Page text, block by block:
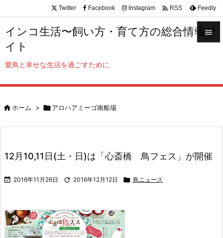
インコ生活〜飼い方・育て方の総合情報サ
イト
愛鳥と幸せな生活を過ごすために

サイド


Twitter Facebook Instagram  RSS Feedly
ホーム > アロハアミーゴ南船場
12月10,11日(土・日)は「心斎橋 鳥フェス」が開催
 2016年11月26日  2016年12月12日  鳥ニュース